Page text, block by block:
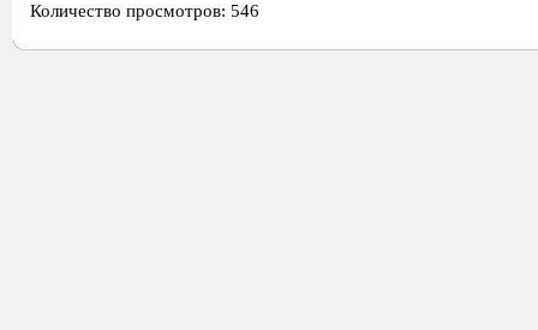
Количество просмотров: 546